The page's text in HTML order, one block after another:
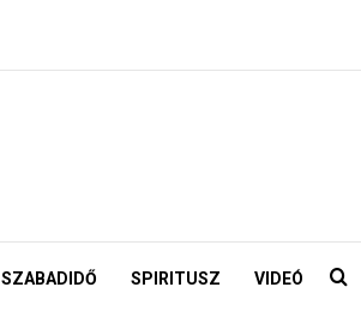
SZABADIDŐ SPIRITUSZ VIDEÓ